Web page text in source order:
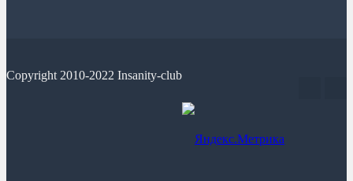
Copyright 2010-2022 Insanity-club